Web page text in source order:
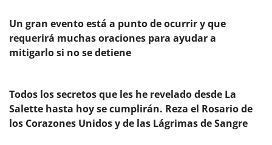
Un gran evento está a punto de ocurrir y que
requerirá muchas oraciones para ayudar a
mitigarlo si no se detiene
Todos los secretos que les he revelado desde La
Salette hasta hoy se cumplirán. Reza el Rosario de
los Corazones Unidos y de las Lágrimas de Sangre